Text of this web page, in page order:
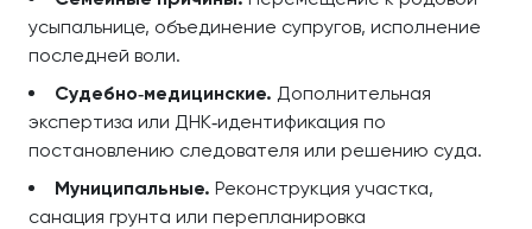
усыпальнице, объединение супругов, исполнение
последней воли.
Судебно‑медицинские. Дополнительная
экспертиза или ДНК‑идентификация по
постановлению следователя или решению суда.
Муниципальные. Реконструкция участка,
санация грунта или перепланировка